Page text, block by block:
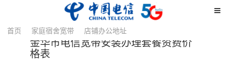
详情
首页 家庭宿舍宽带 店铺办公地址
金华市电信宽带安装办理套餐资费价
格表